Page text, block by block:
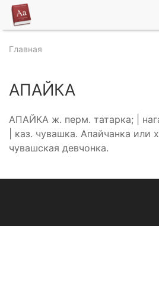
Главная
АПАЙКА
АПАЙКА ж. перм. татарка; |
| каз. чувашка. Апайчанка или
чувашская девчонка.